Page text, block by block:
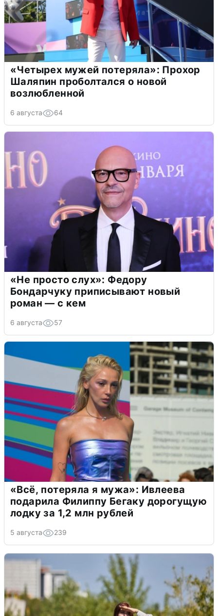
«Четырех мужей потеряла»: Прохор
Шаляпин проболтался о новой
возлюбленной
6 августа 64
«Не просто слух»: Федору
Бондарчуку приписывают новый
роман — с кем
6 августа 57
«Всё, потеряла я мужа»: Ивлеева
подарила Филиппу Бегаку дорогущую
лодку за 1,2 млн рублей
5 августа 239